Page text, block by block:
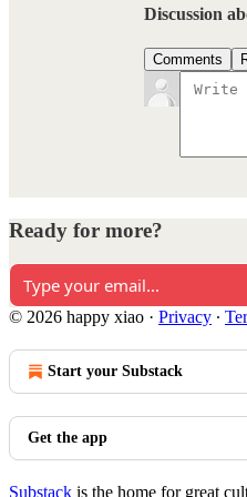
Discussion
Comments
Ready for more?
© 2026 happy xiao · Privacy ∙
Start your Substack
Get the app
Substack is the home for great